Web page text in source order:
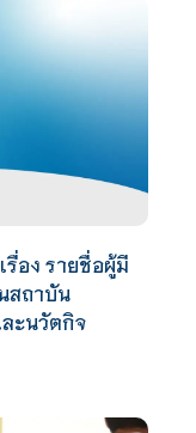
รื่อง รายชื่อผู้มี
สถาบัน
ละนวัตกิจ